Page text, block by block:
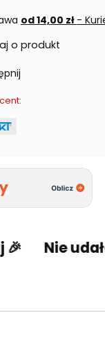
od 14,00 zł -
o produkt
Nie